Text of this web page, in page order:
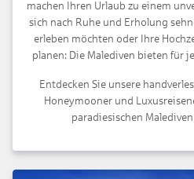
machen Ihren Urlaub zu einem
sich nach Ruhe und Erholung
erleben möchten oder Ihre
planen: Die Malediven bieten für
Entdecken Sie unsere
Honeymooner und
paradiesischen